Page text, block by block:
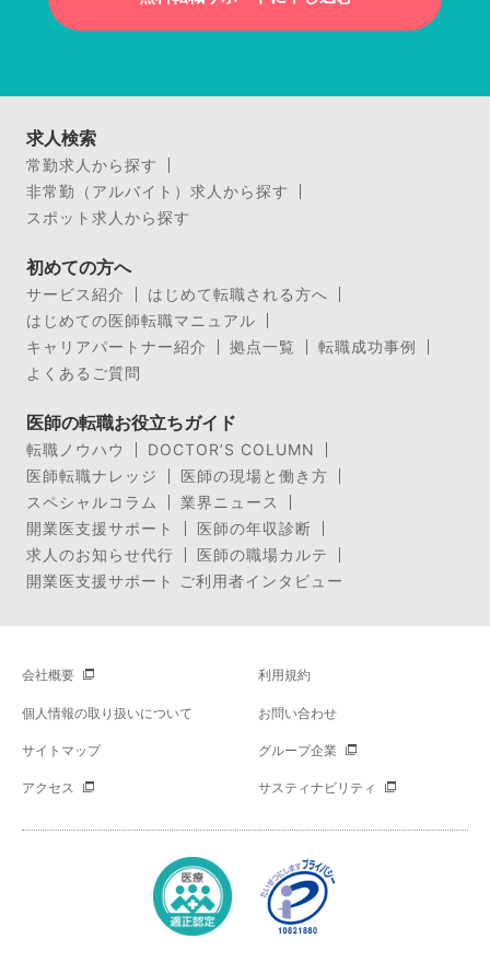
求人検索
常勤求人から探す
非常勤（アルバイト）求人から探す
スポット求人から探す
初めての方へ
サービス紹介
はじめて転職される方へ
はじめての医師転職マニュアル
キャリアパートナー紹介
拠点一覧
転職成功事例
よくあるご質問
医師の転職お役立ちガイド
転職ノウハウ
DOCTOR’S COLUMN
医師転職ナレッジ
医師の現場と働き方
スペシャルコラム
業界ニュース
開業医支援サポート
医師の年収診断
求人のお知らせ代行
医師の職場カルテ
開業医支援サポート ご利用者インタビュー
会社概要 利用規約
個人情報の取り扱いについて お問い合わせ
サイトマップ グループ企業
アクセス サスティナビリティ